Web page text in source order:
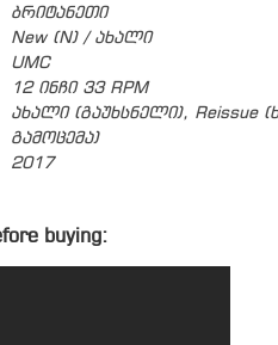
ბრიტანეთი
New (N) / ახალი
UMC
12 ინჩი 33 RPM
ახალი (გაუხსნელი), Reissue
გამოცემა)
2017
buying: